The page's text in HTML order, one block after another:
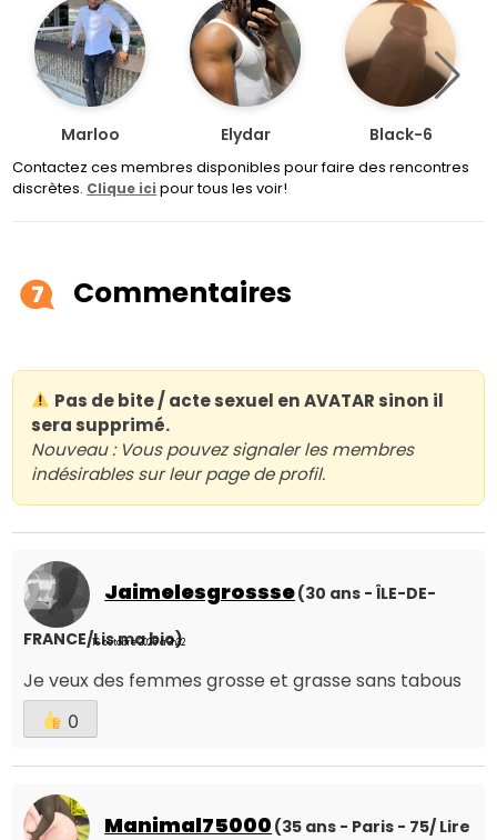
Marloo Elydar Black-6
Contactez ces membres disponibles pour faire des rencontres
discrètes. Clique ici pour tous les voir!
7 Commentaires
Pas de bite / acte sexuel en AVATAR sinon il
sera supprimé.
Nouveau : Vous pouvez signaler les membres
indésirables sur leur page de profil.
Jaimelesgrossse(30 ans - ÎLE-DE-
FRANCE/Lis ma bio)
16 octobre 2025 à 3h32
Je veux des femmes grosse et grasse sans tabous
0
Manimal75000 (35 ans - Paris - 75/ Lire